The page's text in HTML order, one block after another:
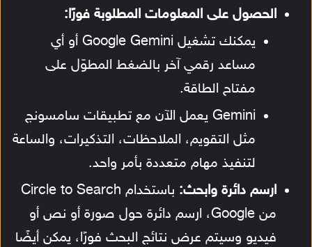
الحصول على المعلومات المطلوبة فورًا:
يمكنك تشغيل Google Gemini أو أي
مساعد رقمي آخر بالضغط المطوّل على
مفتاح الطاقة.
Gemini يعمل الآن مع تطبيقات سامسونج
مثل التقويم، الملاحظات، التذكيرات، والساعة
لتنفيذ مهام متعددة بأمر واحد.
ارسم دائرة وابحث:
باستخدام Circle to Search
من Google، ارسم دائرة حول صورة أو نص أو
فيديو وسيتم عرض نتائج البحث فورًا، يمكن أيضًا